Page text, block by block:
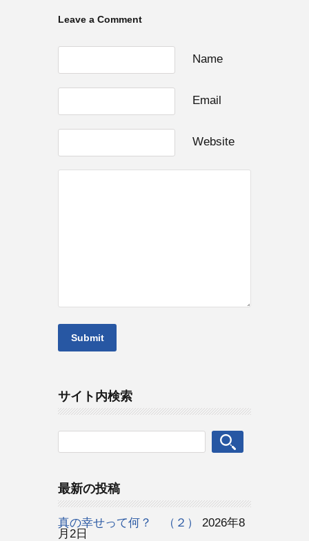
Leave a Comment
Name
Email
Website
サイト内検索
最新の投稿
真の幸せって何？ （２）
2026年8
月2日